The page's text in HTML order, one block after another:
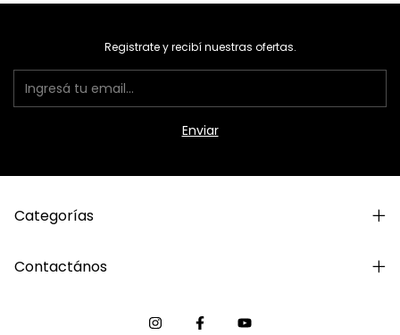
Registrate y recibí nuestras ofertas.
Categorías
Contactános